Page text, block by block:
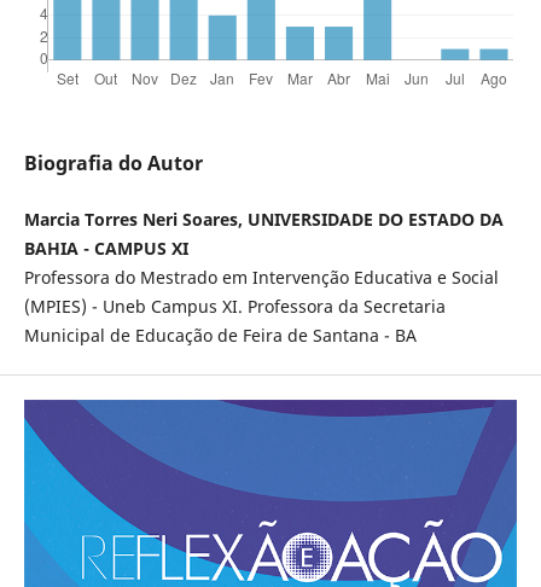
Biografia do Autor
Marcia Torres Neri Soares, UNIVERSIDADE DO ESTADO DA
BAHIA - CAMPUS XI
Professora do Mestrado em Intervenção Educativa e Social
(MPIES) - Uneb Campus XI. Professora da Secretaria
Municipal de Educação de Feira de Santana - BA